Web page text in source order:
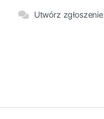
Utwórz zgłoszenie